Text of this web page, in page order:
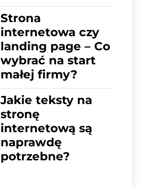
Strona
internetowa czy
landing page – Co
wybrać na start
małej firmy?
Jakie teksty na
stronę
internetową są
naprawdę
potrzebne?